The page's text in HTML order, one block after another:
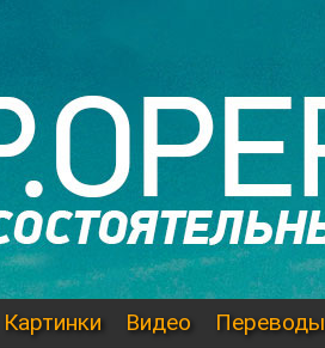
Картинки Видео Переводы